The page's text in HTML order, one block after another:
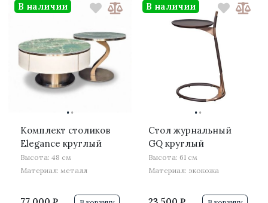
··
Комплект столиков
Elegance круглый
Высота: 48 см
Материал: металл
В наличии
··
Стол журнальный
GQ круглый
Высота: 61 см
Материал: экокожа
В наличии